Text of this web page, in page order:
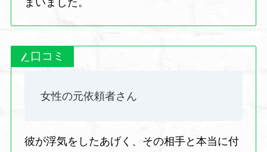
まいました。
口コミ
女性の元依頼者さん
彼が浮気をしたあげく、その相手と本当に付